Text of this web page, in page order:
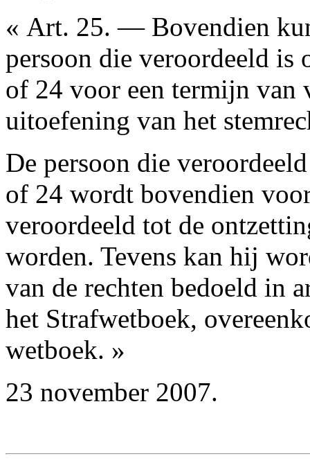
« Art. 25. — Bovendien
persoon die veroordeeld is
of 24 voor een termijn van
uitoefening van het
De persoon die
of 24 wordt bovendien
veroordeeld tot de
worden. Tevens kan hij
van de rechten bedoeld in
het Strafwetboek,
wetboek. »
23 november 2007.